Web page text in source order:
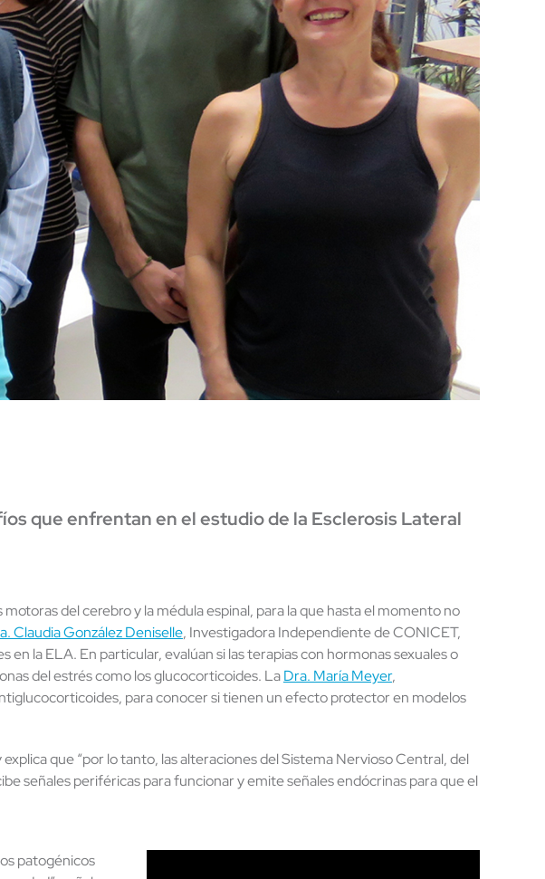
que enfrentan en el estudio de la Esclerosis Lateral
del cerebro y la médula espinal, para la que hasta el momento no
Claudia González Deniselle, Investigadora Independiente de CONICET,
la ELA. En particular, evalúan si las terapias con hormonas sexuales o
del estrés como los glucocorticoides. LaDra. María Meyer,
para conocer si tienen un efecto protector en modelos
que “por lo tanto, las alteraciones del Sistema Nervioso Central, del
señales periféricas para funcionar y emite señales endócrinas para que el
patogénicos